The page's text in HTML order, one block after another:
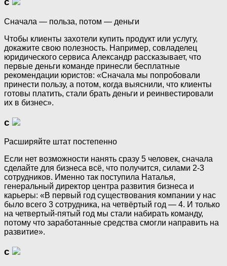
Сначала — польза, потом — деньги
Чтобы клиенты захотели купить продукт или услугу,
докажите свою полезность. Например, совладелец
юридического сервиса Александр рассказывает, что
первые деньги команде принесли бесплатные
рекомендации юристов: «Сначала мы попробовали
принести пользу, а потом, когда выяснили, что клиенты
готовы платить, стали брать деньги и реинвестировали
их в бизнес».
с
Расширяйте штат постепенно
Если нет возможности нанять сразу 5 человек, сначала
сделайте для бизнеса всё, что получится, силами 2-3
сотрудников. Именно так поступила Наталья,
генеральный директор центра развития бизнеса и
карьеры: «В первый год существования компании у нас
было всего 3 сотрудника, на четвёртый год — 4. И только
на четвертый-пятый год мы стали набирать команду,
потому что заработанные средства смогли направить на
развитие».
с